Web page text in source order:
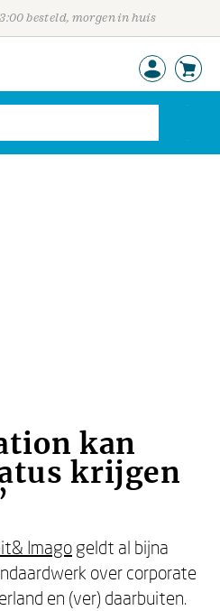
besteld, morgen in huis
kan
krijgen
Imago geldt al bijna
over corporate
en (ver) daarbuiten.